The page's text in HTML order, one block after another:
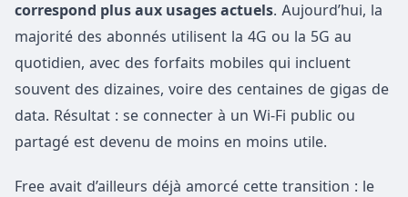
correspond plus aux usages actuels. Aujourd’hui, la
majorité des abonnés utilisent la 4G ou la 5G au
quotidien, avec des forfaits mobiles qui incluent
souvent des dizaines, voire des centaines de gigas de
data. Résultat : se connecter à un Wi-Fi public ou
partagé est devenu de moins en moins utile.
Free avait d’ailleurs déjà amorcé cette transition : le